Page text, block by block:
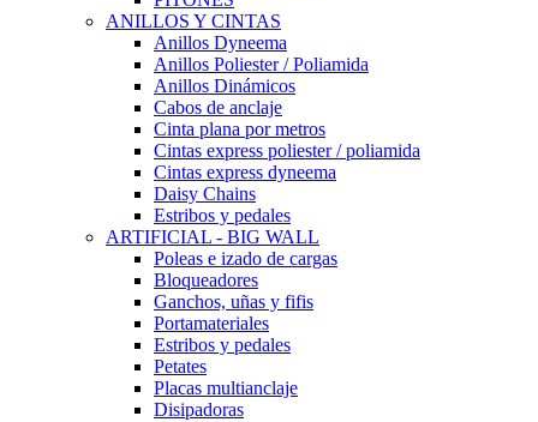
ANILLOS Y CINTAS
Anillos Dyneema
Anillos Poliester / Poliamida
Anillos Dinámicos
Cabos de anclaje
Cinta plana por metros
Cintas express poliester / poliamida
Cintas express dyneema
Daisy Chains
Estribos y pedales
ARTIFICIAL - BIG WALL
Poleas e izado de cargas
Bloqueadores
Ganchos, uñas y fifis
Portamateriales
Estribos y pedales
Petates
Placas multianclaje
Disipadoras